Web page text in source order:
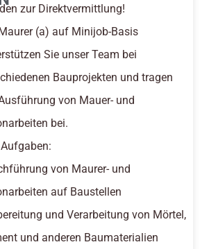
zur Direktvermittlung!
(a) auf Minijob-Basis
Sie unser Team bei
Bauprojekten und tragen
von Mauer- und
bei.
von Maurer- und
auf Baustellen
und Verarbeitung von Mörtel,
und anderen Baumaterialien